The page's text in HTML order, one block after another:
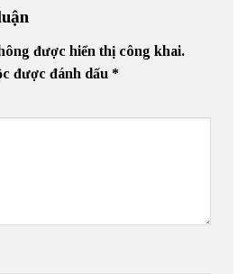
được hiển thị công khai.
được đánh dấu *